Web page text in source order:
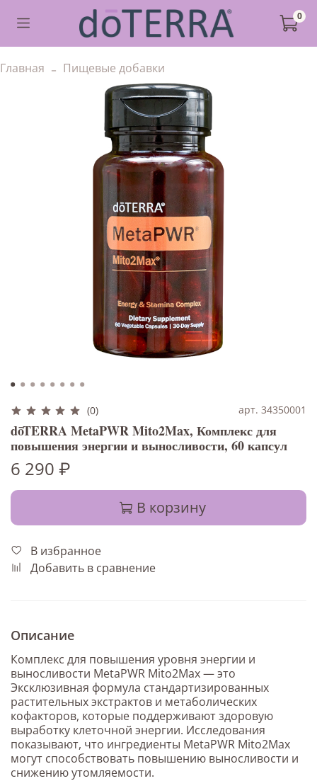
0
Главная Пищевые добавки
(0) арт. 34350001
dōTERRA MetaPWR Mito2Max, Комплекс для
повышения энергии и выносливости, 60 капсул
6 290 ₽
В корзину
В избранное
Добавить в сравнение
Описание
Комплекс для повышения уровня энергии и
выносливости MetaPWR Mito2Max — это
Эксклюзивная формула стандартизированных
растительных экстрактов и метаболических
кофакторов, которые поддерживают здоровую
выработку клеточной энергии. Исследования
показывают, что ингредиенты MetaPWR Mito2Max
могут способствовать повышению выносливости и
снижению утомляемости.